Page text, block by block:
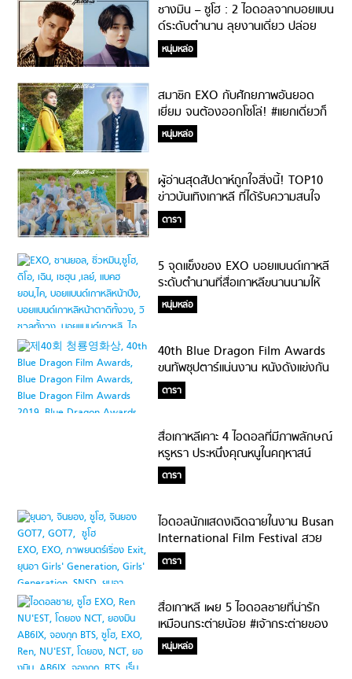
ชางมิน – ซูโฮ : 2 ไอดอลจากบอยแบน
ด์ระดับตำนาน ลุยงานเดี่ยว ปล่อย
เพลงโซโล่เขย่าวงการเพลง
หนุ่มหล่อ
สมาชิก EXO กับศักยภาพอันยอด
เยี่ยม จนต้องออกโซโล่! #แยกเดี่ยวก็
ปังเป็นวงก็เปรี้ยง
หนุ่มหล่อ
ผู้อ่านสุดสัปดาห์ถูกใจสิ่งนี้! TOP10
ข่าวบันเทิงเกาหลี ที่ได้รับความสนใจ
จากแฟนสุดสัปดาห์มากที่สุดในปี 2019
ดารา
5 จุดแข็งของ EXO บอยแบนด์เกาหลี
ระดับตำนานที่สื่อเกาหลีขนานนามให้
เป็น King of K-POP!!
หนุ่มหล่อ
40th Blue Dragon Film Awards
ขนทัพซุปตาร์แน่นงาน หนังดังแข่งกัน
ดุเดือด แถมมีเซอร์ไพรส์สองเด้ง!
ดารา
สื่อเกาหลีเคาะ 4 ไอดอลที่มีภาพลักษณ์
หรูหรา ประหนึ่งคุณหนูในคฤหาสน์
ดารา
ไอดอลนักแสดงเฉิดฉายในงาน Busan
International Film Festival สวย
หล่อฟาดกลางพรมแดง #BNK48ก็มา
ดารา
สื่อเกาหลี เผย 5 ไอดอลชายที่น่ารัก
เหมือนกระต่ายน้อย #เจ้ากระต่ายของ
ฉัน
หนุ่มหล่อ